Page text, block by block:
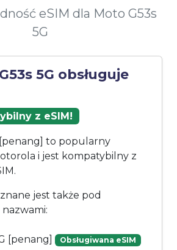
eSIM dla Moto G53s
5G
5G obsługuje
z eSIM!
[penang] to popularny
i jest kompatybilny z
jest także pod
[penang] Obsługiwana eSIM